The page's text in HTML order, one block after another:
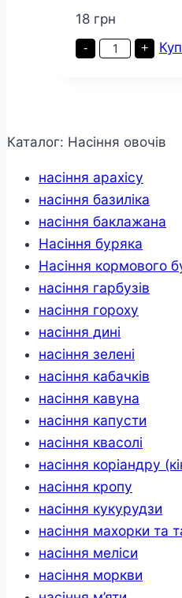
18 грн
-
Буряк
Мулатка
+
Каталог: Насіння овочів
насіння арахісу
насіння базиліка
насіння баклажана
Насіння буряка
Насіння кормового
насіння гарбузів
насіння гороху
насіння дині
насіння зелені
насіння кабачків
насіння кавуна
насіння капусти
насіння квасолі
насіння коріандру
насіння кропу
насіння кукурудзи
насіння махорки та
насіння меліси
насіння моркви